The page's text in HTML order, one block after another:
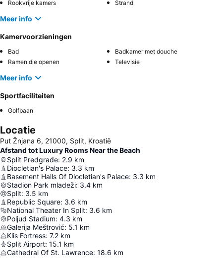
Rookvrije kamers Strand
Meer info
Kamervoorzieningen
Bad
Badkamer met douche
Ramen die openen
Televisie
Meer info
Sportfaciliteiten
Golfbaan
Locatie
Put Žnjana 6, 21000, Split, Kroatië
Afstand tot Luxury Rooms Near the Beach
Split Predgrađe: 2.9 km
Diocletian's Palace: 3.3 km
Basement Halls Of Diocletian's Palace: 3.3 km
Stadion Park mladeži: 3.4 km
Split: 3.5 km
Republic Square: 3.6 km
National Theater In Split: 3.6 km
Poljud Stadium: 4.3 km
Galerija Meštrović: 5.1 km
Klis Fortress: 7.2 km
Split Airport: 15.1 km
Cathedral Of St. Lawrence: 18.6 km